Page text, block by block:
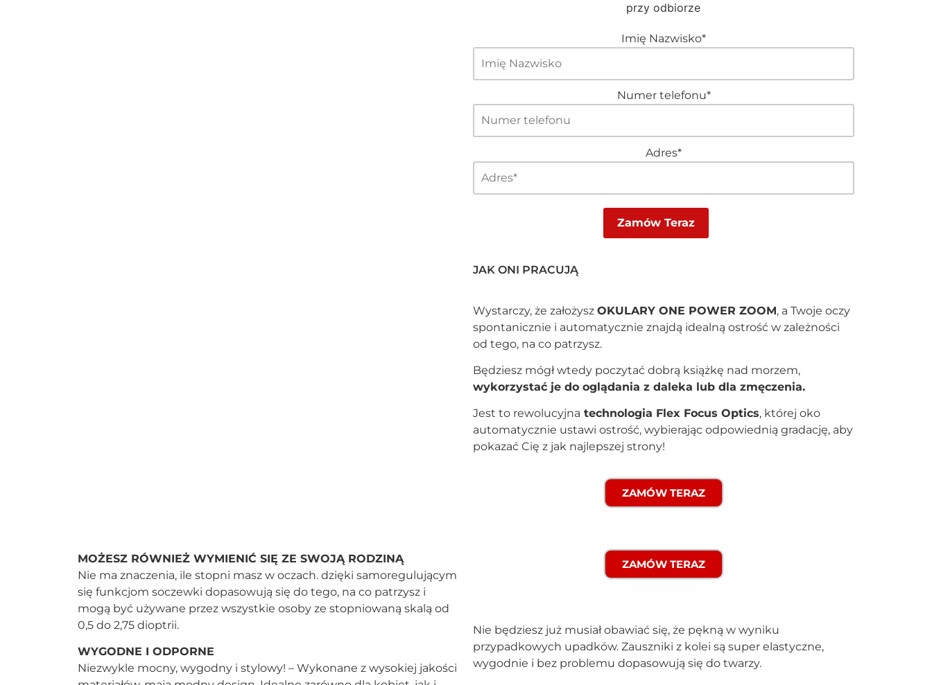
przy odbiorze
Imię Nazwisko*
Numer telefonu*
Adres*
JAK ONI PRACUJĄ
Wystarczy, że założysz OKULARY ONE POWER ZOOM, a Twoje oczy
spontanicznie i automatycznie znajdą idealną ostrość w zależności
od tego, na co patrzysz.
Będziesz mógł wtedy poczytać dobrą książkę nad morzem,
wykorzystać je do oglądania z daleka lub dla zmęczenia.
Jest to rewolucyjna technologia Flex Focus Optics, której oko
automatycznie ustawi ostrość, wybierając odpowiednią gradację, aby
pokazać Cię z jak najlepszej strony!
ZAMÓW TERAZ
MOŻESZ RÓWNIEŻ WYMIENIĆ SIĘ ZE SWOJĄ RODZINĄ
Nie ma znaczenia, ile stopni masz w oczach. dzięki samoregulującym
się funkcjom soczewki dopasowują się do tego, na co patrzysz i
mogą być używane przez wszystkie osoby ze stopniowaną skalą od
0,5 do 2,75 dioptrii.
WYGODNE I ODPORNE
Niezwykle mocny, wygodny i stylowy! – Wykonane z wysokiej jakości
ZAMÓW TERAZ
Nie będziesz już musiał obawiać się, że pękną w wyniku
przypadkowych upadków. Zauszniki z kolei są super elastyczne,
wygodnie i bez problemu dopasowują się do twarzy.